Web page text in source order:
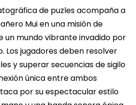
de puzles acompaña a
Mui en una misión de
un mundo vibrante invadido por
Los jugadores deben resolver
y superar secuencias de sigilo
única entre ambos
por su espectacular estilo